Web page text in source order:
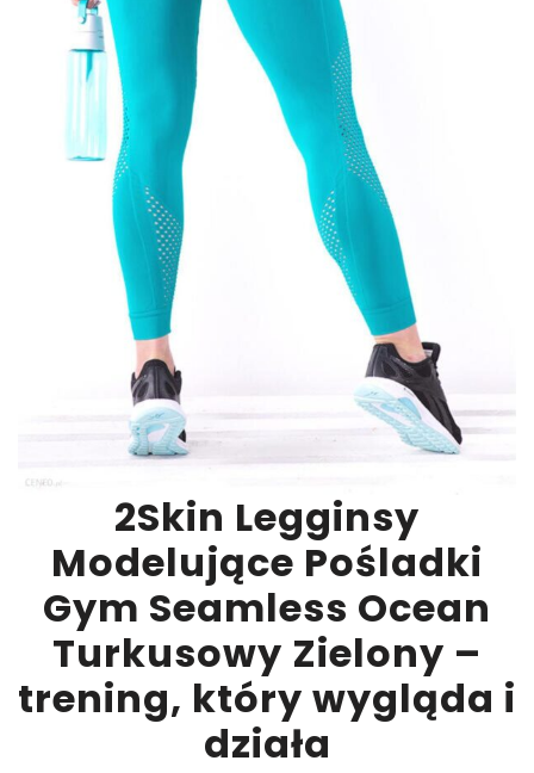
2Skin Legginsy
Modelujące Pośladki
Gym Seamless Ocean
Turkusowy Zielony –
trening, który wygląda i
działa